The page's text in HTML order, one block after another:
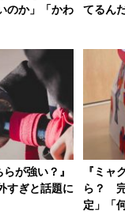
のか」「かわ
てるん
が強い？』
すぎと話題に
『ミャ
ら？
定」「